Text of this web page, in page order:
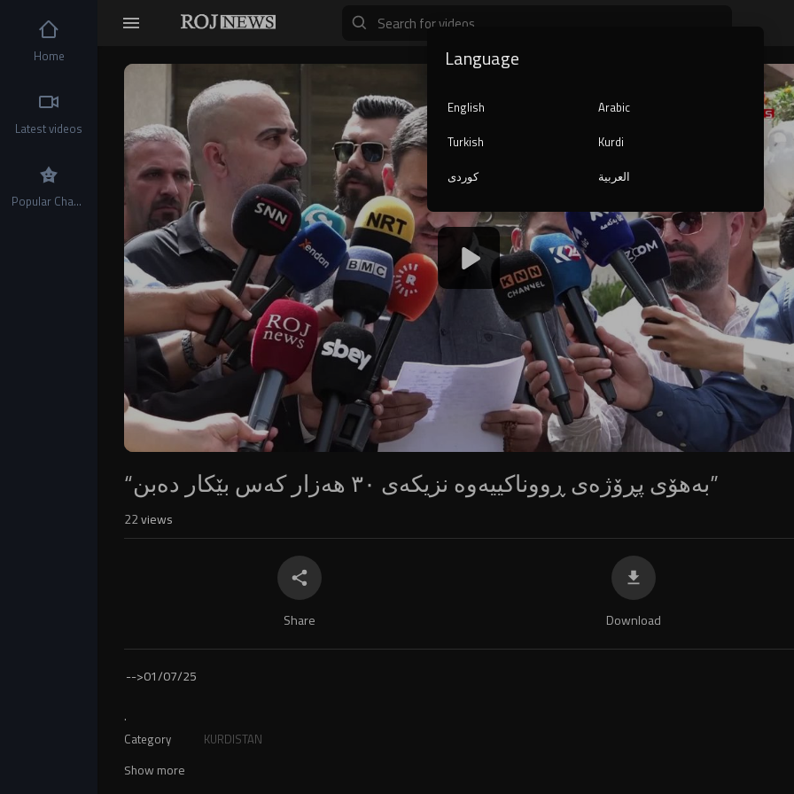
Video
1080p
240p
auto
“بەهۆی پڕۆژەی ڕووناکییەوە نزیکەی ٣٠ هەزار کەس بێکار دەبن”
22views
Share Download
-->01/07/25
.
Category KURDISTAN
Show more
Home
Latest videos
Popular Channels
Language
English
Arabic
Turkish
Kurdi
کوردی
العربية